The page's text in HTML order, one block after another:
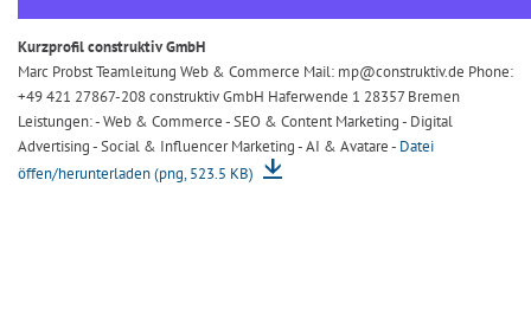
Kurzprofil construktiv GmbH
Marc Probst Teamleitung Web & Commerce Mail: mp@construktiv.de Phone:
+49 421 27867-208 construktiv GmbH Haferwende 1 28357 Bremen
Leistungen: - Web & Commerce - SEO & Content Marketing - Digital
Advertising - Social & Influencer Marketing - AI & Avatare - Datei
öffen/herunterladen (png, 523.5 KB)